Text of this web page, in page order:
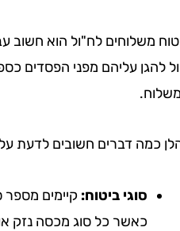
לח"ול הוא חשוב עבור
עליהם מפני הפסדים
דברים חשובים לדעת על
סוגי ביטוח:קיימים מספר
כאשר כל סוג מכסה נזק או